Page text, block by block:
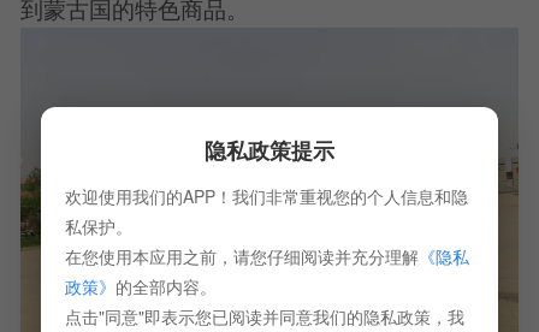
到蒙古国的特色商品。
隐私政策提示
欢迎使用我们的APP！我们非常重视您的个人信息和隐
私保护。
在您使用本应用之前，请您仔细阅读并充分理解《隐私
政策》 的全部内容。
点击"同意"即表示您已阅读并同意我们的隐私政策，我